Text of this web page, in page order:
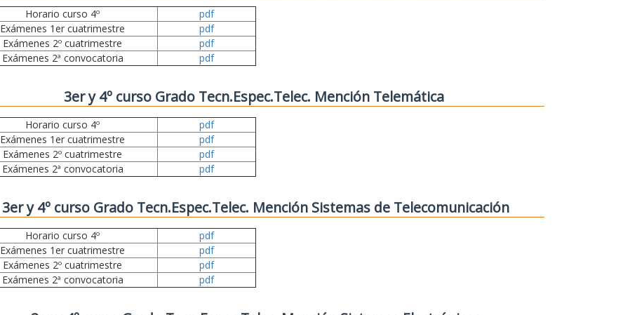
Horario curso 4º
pdf
Exámenes 1er cuatrimestre
pdf
Exámenes 2º cuatrimestre
pdf
Exámenes 2ª convocatoria
pdf
3er y 4º curso Grado Tecn.Espec.Telec. Mención Telemática
Horario curso 4º
pdf
Exámenes 1er cuatrimestre
pdf
Exámenes 2º cuatrimestre
pdf
Exámenes 2ª convocatoria
pdf
3er y 4º curso Grado Tecn.Espec.Telec. Mención Sistemas de Telecomunicación
Horario curso 4º
pdf
Exámenes 1er cuatrimestre
pdf
Exámenes 2º cuatrimestre
pdf
Exámenes 2ª convocatoria
pdf